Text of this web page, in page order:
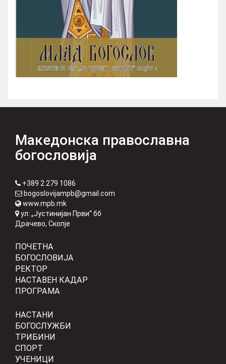
Македонска православна
богословија
+389 2 279 1086
bogoslovijampb@gmail.com
www.mpb.mk
ул: „Јустинијан Први“ бб
Драчево, Скопје
ПОЧЕТНА
БОГОСЛОВИЈА
РЕКТОР
НАСТАВЕН КАДАР
ПРОГРАМА
НАСТАНИ
БОГОСЛУЖБИ
ТРИБИНИ
СПОРТ
УЧЕНИЦИ